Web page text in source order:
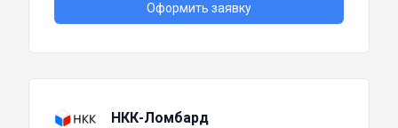
Оформить заявку
НКК-Ломбард